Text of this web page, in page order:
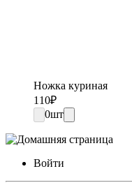
Ножка куриная
110₽
0шт
Войти